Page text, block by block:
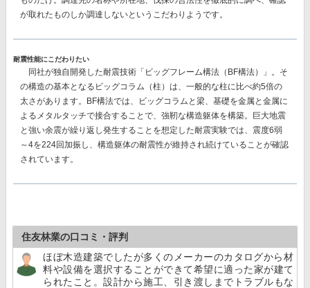
が取れたものしか調達しないというこだわりようです。
耐震性能にこだわりたい
同社が独自開発した耐震技術 「ビッグフレーム構法（BF構法）」。 そ
の構造の基本となるビッグコラム（柱）は、一般的な柱に比べ約5倍の
太さがあります。BF構法では、ビッグコラムと梁、基礎を金属と金属に
よるメタルタッチで接合することで、強靭な構造躯体を構築。巨大地震
と強い余震が繰り返し発生することを想定した耐震実験では、 震度6弱
～4を224回加振し、構造躯体の耐震性が維持され続けていることが確認
されています。
住友林業の口コミ・評判
ほぼ木造建築でしたが多くのメーカーのカタログから材
料や設備を選択することができて希望に適った家が建て
られたこと。設計から施工、引き渡しまでトラブルもな